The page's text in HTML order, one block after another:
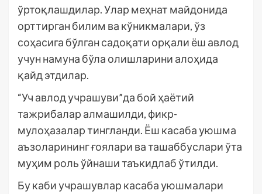
ўртоқлашдилар. Улар меҳнат майдонида
орттирган билим ва кўникмалари, ўз
соҳасига бўлган садоқати орқали ёш авлод
учун намуна бўла олишларини алоҳида
қайд этдилар.
“Уч авлод учрашуви”да бой ҳаётий
тажрибалар алмашилди, фикр-
мулоҳазалар тингланди. Ёш касаба уюшма
аъзоларининг ғоялари ва ташаббуслари ўта
муҳим роль ўйнаши таъкидлаб ўтилди.
Бу каби учрашувлар касаба уюшмалари